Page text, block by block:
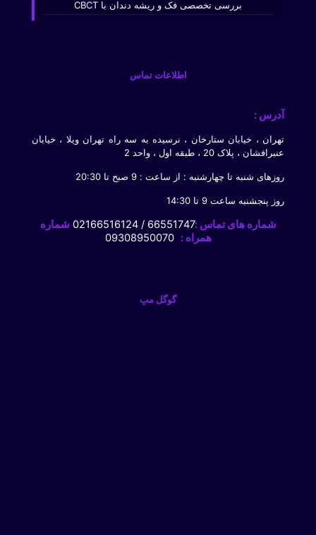
بررسی تخصصی فک و ریشه دندان با CBCT
اطلاعات تماس
آدرس :
تهران ، خیابان ستارخان ، نرسیده به سه راه تهران ویلا ، خیابان
عنبرافشان ، پلاک 20 ، طبقه اول ، واحد 2
روزهای شنبه تا چهارشنبه : از ساعت : 9 صبح تا 20:30
روز پنجشنبه ساعت 9 تا 14:30
شماره های تماس :66551747 / 02166516124
شماره
همراه : 09308950070
گوگل مپ